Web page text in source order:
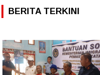
BERITA TERKINI